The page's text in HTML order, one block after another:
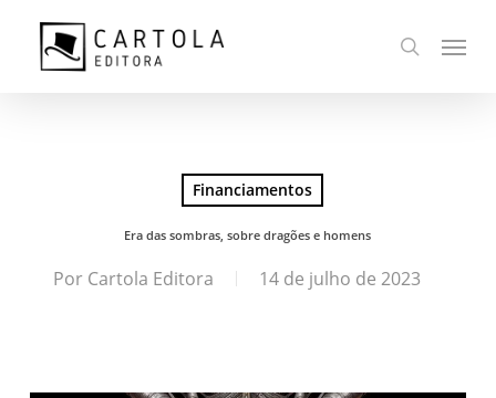
busca
Menu
Financiamentos
Era das sombras, sobre dragões e homens
Por Cartola Editora 14 de julho de 2023